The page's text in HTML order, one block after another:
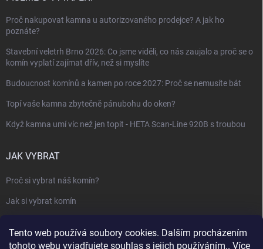
Tento web používá soubory cookies. Dalším procházením
tohoto webu vyjadřujete souhlas s jejich používáním.. Více
Proč nakupovat kamna u autorizovaného prodejce? A jak ho
poznáte?
Stavební veletrh Brno 2026: Co jsme viděli, co nás zaujalo a proč se o
komín vyplatí zajímat dřív, než si myslíte
Budoucnost komínů a kamen po roce 2027: Proč se nemusíte bát
Topí vaše kamna zbytečně pánubohu do oken?
Když kamna umí víc než jen topit - HETA Scan-Line 920B s troubou
JAK VYBRAT
Proč si vybrat náš komín?
Jak si vybrat komín
Jak vybrat kamna nebo krbovou vložku